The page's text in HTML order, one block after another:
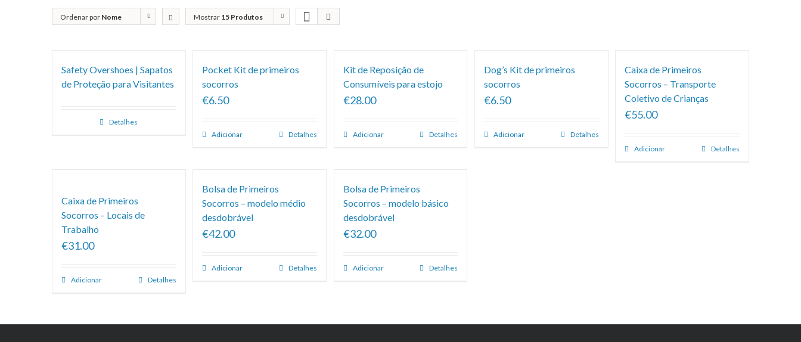
Ordenar por Nome Mostrar 15 Produtos
Safety Overshoes | Sapatos
de Proteção para Visitantes
Detalhes
Pocket Kit de primeiros
socorros
€6.50
Adicionar Detalhes
Kit de Reposição de
Consumíveis para estojo
€28.00
Adicionar Detalhes
Dog’s Kit de primeiros
socorros
€6.50
Adicionar Detalhes
Caixa de Primeiros
Socorros – Transporte
Coletivo de Crianças
€55.00
Adicionar Detalhes
Caixa de Primeiros
Socorros – Locais de
Trabalho
€31.00
Adicionar Detalhes
Bolsa de Primeiros
Socorros – modelo médio
desdobrável
€42.00
Adicionar Detalhes
Bolsa de Primeiros
Socorros – modelo básico
desdobrável
€32.00
Adicionar Detalhes